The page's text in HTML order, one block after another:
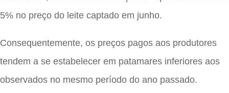
5% no preço do leite captado em junho.
Consequentemente, os preços pagos aos produtores
tendem a se estabelecer em patamares inferiores aos
observados no mesmo período do ano passado.